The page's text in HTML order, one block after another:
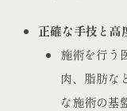
正確な手技と高
施術を行う
肉、脂肪な
な施術の基